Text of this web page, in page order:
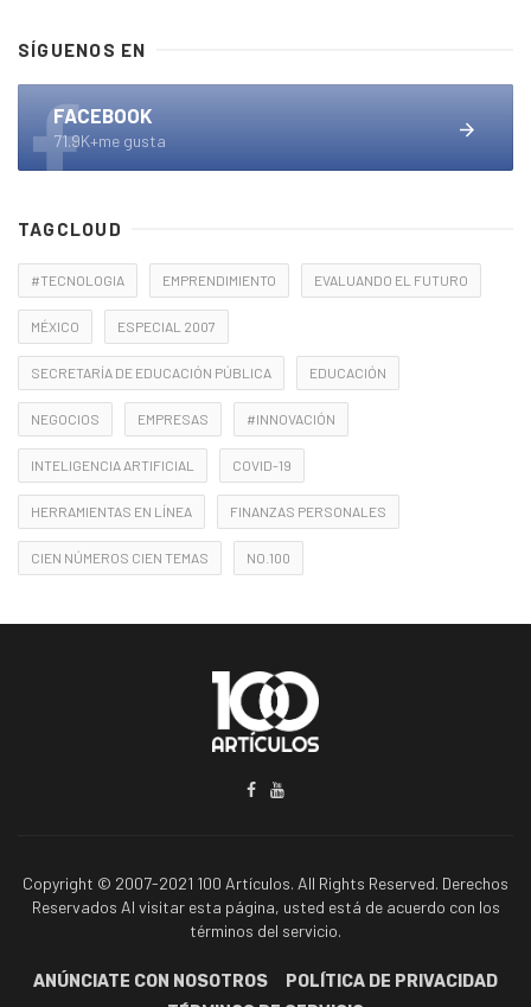
SÍGUENOS EN
FACEBOOK
71.9K+me gusta
TAGCLOUD
#TECNOLOGIA EMPRENDIMIENTO EVALUANDO EL FUTURO
MÉXICO ESPECIAL 2007
SECRETARÍA DE EDUCACIÓN PÚBLICA EDUCACIÓN
NEGOCIOS EMPRESAS #INNOVACIÓN
INTELIGENCIA ARTIFICIAL COVID-19
HERRAMIENTAS EN LÍNEA FINANZAS PERSONALES
CIEN NÚMEROS CIEN TEMAS NO.100
Copyright © 2007-2021 100 Artículos. All Rights Reserved. Derechos
Reservados Al visitar esta página, usted está de acuerdo con los
términos del servicio.
ANÚNCIATE CON NOSOTROS
POLÍTICA DE PRIVACIDAD